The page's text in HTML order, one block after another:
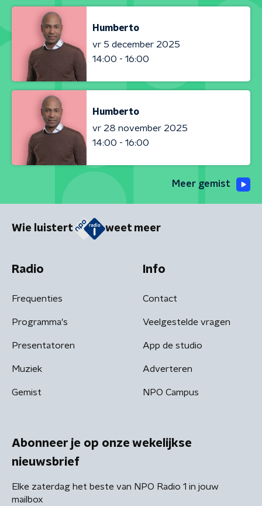
Humberto
vr 5 december 2025
14:00 - 16:00
Humberto
vr 28 november 2025
14:00 - 16:00
Meer gemist
Wie luistert weet meer
Radio
Frequenties
Programma's
Presentatoren
Muziek
Gemist
Info
Contact
Veelgestelde vragen
App de studio
Adverteren
NPO Campus
Abonneer je op onze wekelijkse
nieuwsbrief
Elke zaterdag het beste van NPO Radio 1 in jouw
mailbox